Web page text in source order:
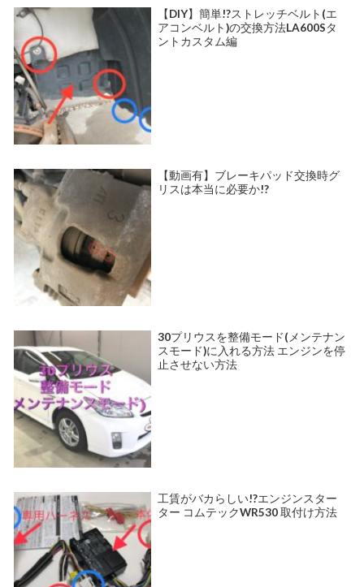
【DIY】簡単!?ストレッチベルト(エ
アコンベルト)の交換方法LA600Sタ
ントカスタム編
【動画有】ブレーキパッド交換時グ
リスは本当に必要か!?
30プリウスを整備モード(メンテナン
スモード)に入れる方法 エンジンを停
止させない方法
工賃がバカらしい!?エンジンスター
ター コムテックWR530 取付け方法